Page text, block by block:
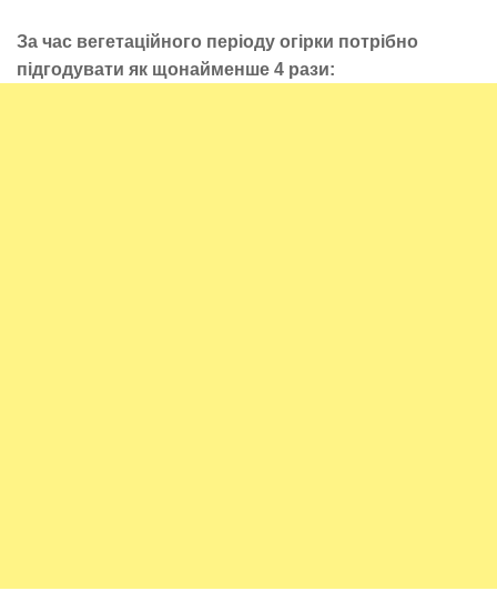
За час вегетаційного періоду огірки потрібно
підгодувати як щонайменше 4 рази: